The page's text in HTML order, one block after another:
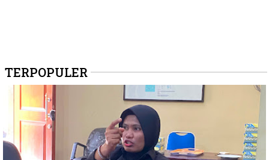
TERPOPULER